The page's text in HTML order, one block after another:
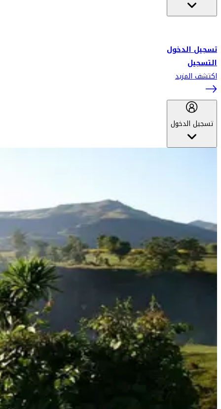
تسجيل الدخول
التسجيل
اكتشف المزيد
تسجيل الدخول